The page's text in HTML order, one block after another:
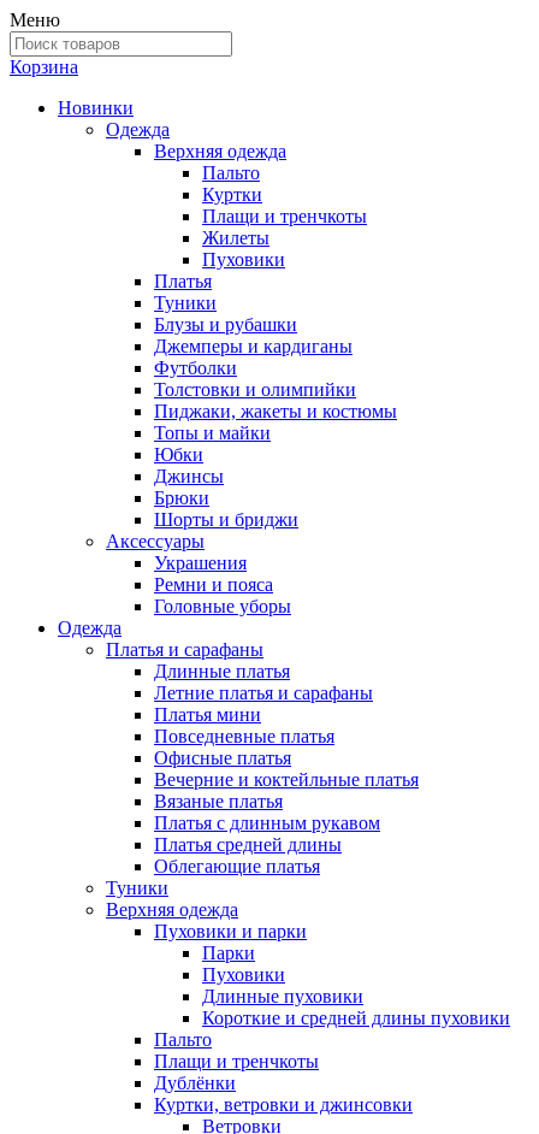
Меню
Корзина
Новинки
Одежда
Верхняя одежда
Пальто
Куртки
Плащи и тренчкоты
Жилеты
Пуховики
Платья
Туники
Блузы и рубашки
Джемперы и кардиганы
Футболки
Толстовки и олимпийки
Пиджаки, жакеты и костюмы
Топы и майки
Юбки
Джинсы
Брюки
Шорты и бриджи
Аксессуары
Украшения
Ремни и пояса
Головные уборы
Одежда
Платья и сарафаны
Длинные платья
Летние платья и сарафаны
Платья мини
Повседневные платья
Офисные платья
Вечерние и коктейльные платья
Вязаные платья
Платья с длинным рукавом
Платья средней длины
Облегающие платья
Туники
Верхняя одежда
Пуховики и парки
Парки
Пуховики
Длинные пуховики
Короткие и средней длины пуховики
Пальто
Плащи и тренчкоты
Дублёнки
Куртки, ветровки и джинсовки
Ветровки